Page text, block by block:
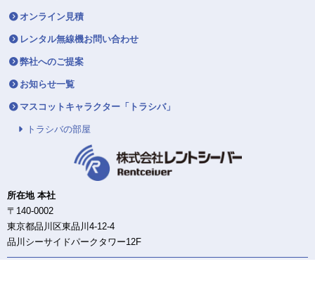
オンライン見積
レンタル無線機お問い合わせ
弊社へのご提案
お知らせ一覧
マスコットキャラクター「トラシバ」
トラシバの部屋
所在地 本社
〒140-0002
東京都品川区東品川4-12-4
品川シーサイドパークタワー12F